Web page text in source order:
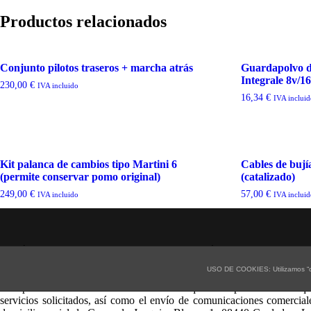
Productos relacionados
Conjunto pilotos traseros + marcha atrás
230,00 € IVA incluido
Guardapolvo
Integrale 8v/
16,34€ IVA
Kit palanca de cambios tipo Martini 6
(permite conservar pomo original)
249,00 € IVA incluido
Cables de
(catalizado)
57,00€ IVA
USO DE COOKIES: Utilizamos
De acuerdo con lo establecido por la Ley Orgánica 15/1999, de
incorporación de sus datos a un fichero del que es responsable
servicios solicitados, así como el envío de comunicaciones